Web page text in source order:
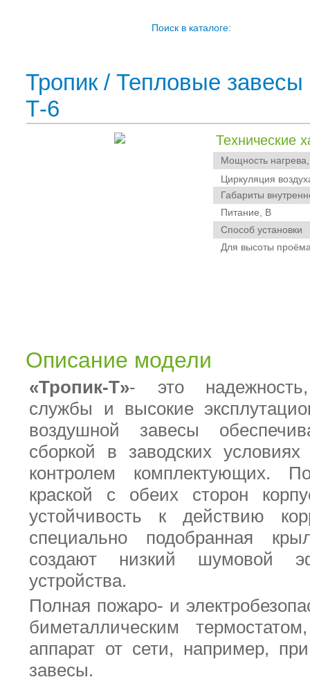
Поиск в каталоге:
Тропик/Тепловые завесы
Т-6
Технические
Мощность
Циркуляция
Габариты
Питание, В
Способ установки
Для высоты
Описание модели
«Тропик-Т»- это
службы и высокие
воздушной завесы
сборкой в заводских
контролем комплектующих.
краской с обеих сторон
устойчивость к действию
специально подобранная
создают низкий шумовой
устройства.
Полная пожаро- и
биметаллическим
аппарат от сети, например,
завесы.